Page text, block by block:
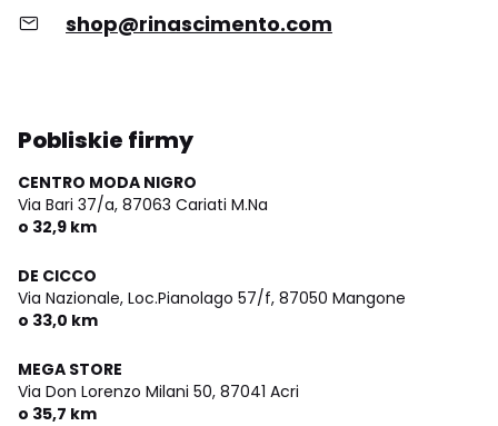
shop@rinascimento.com
Pobliskie firmy
CENTRO MODA NIGRO
Via Bari 37/a, 87063 Cariati M.Na
o 32,9 km
DE CICCO
Via Nazionale, Loc.Pianolago 57/f, 87050 Mangone
o 33,0 km
MEGA STORE
Via Don Lorenzo Milani 50, 87041 Acri
o 35,7 km